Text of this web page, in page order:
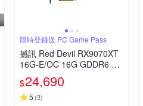
限時登錄送 PC Game Pass
撼訊 Red Devil RX9070XT
16G-E/OC 16G GDDR6 顯
示卡
$24,690
5 (3)